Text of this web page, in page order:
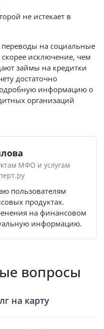
не истекает в
на социальные
исключение, чем
займы на кредитки
достаточно
информацию о
организаций
МФО и услугам
пользователям
продуктах.
на финансовом
информацию.
вопросы
на карту